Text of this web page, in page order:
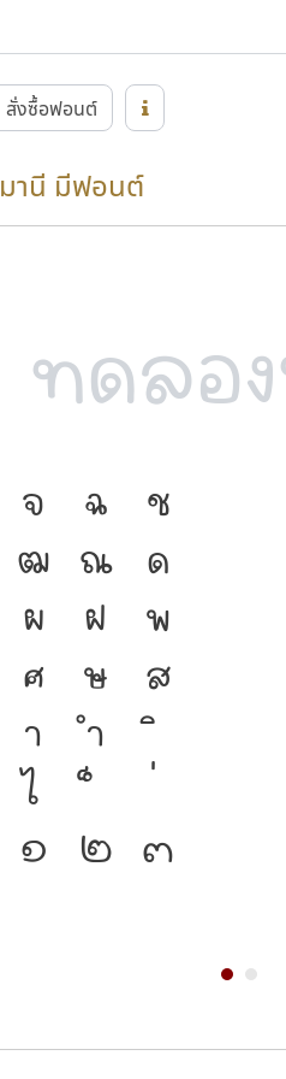
สั่งซื้อฟอนต์
านี มีฟอนต์
จ ฉ
ช
ฒ ณ
ด
ผ ฝ
พ
ศ ษ
ส
า
ำ
ไ
๑ ๒
๓